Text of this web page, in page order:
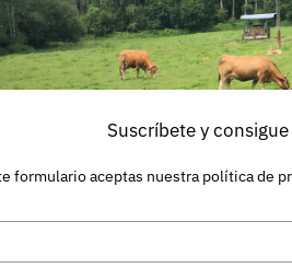
Suscríbete y
formulario aceptas nuestra política de